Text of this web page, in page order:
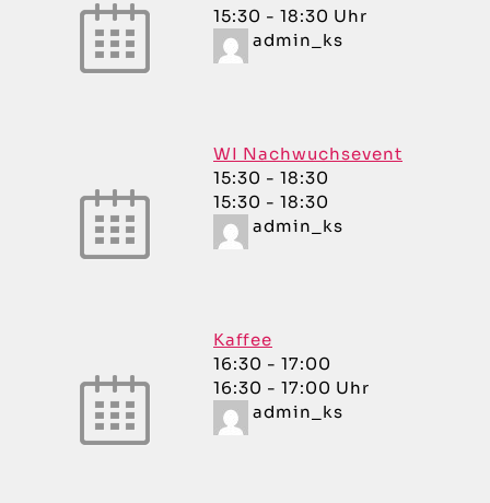
15:30 - 18:30 Uhr
admin_ks
WI Nachwuchsevent
15:30 - 18:30
15:30 - 18:30
admin_ks
Kaffee
16:30 - 17:00
16:30 - 17:00 Uhr
admin_ks